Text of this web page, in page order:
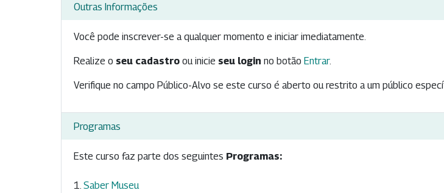
Outras Informações
Você pode inscrever-se a qualquer momento e iniciar imediatamente.
Realize o seu cadastro ou inicie seu login no botão Entrar.
Verifique no campo Público-Alvo se este curso é aberto ou restrito a um público
Programas
Este curso faz parte dos seguintes Programas:
Saber Museu